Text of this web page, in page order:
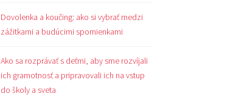
Dovolenka a koučing: ako si vybrať medzi
zážitkami a budúcimi spomienkami
Ako sa rozprávať s deťmi, aby sme rozvíjali
ich gramotnosť a pripravovali ich na vstup
do školy a sveta